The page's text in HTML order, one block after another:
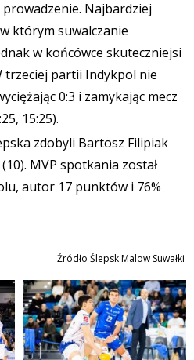
Najbardziej
którym suwalczanie
w końcówce skuteczniejsi
trzeciej partii Indykpol nie
0:3 i zamykając mecz
15:25).
zdobyli Bartosz Filipiak
MVP spotkania został
autor 17 punktów i 76%
Źródło Ślepsk Malow Suwałki